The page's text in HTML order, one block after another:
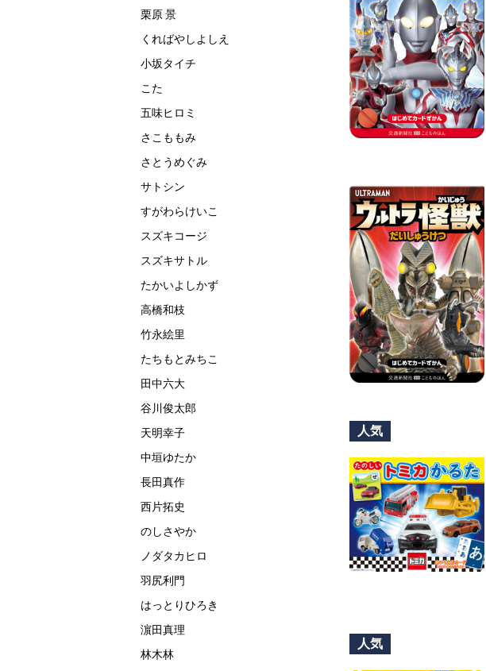
栗原 景
くればやしよしえ
小坂タイチ
こた
五味ヒロミ
さこももみ
さとうめぐみ
サトシン
すがわらけいこ
スズキコージ
スズキサトル
たかいよしかず
高橋和枝
竹永絵里
たちもとみちこ
田中六大
谷川俊太郎
天明幸子
中垣ゆたか
長田真作
西片拓史
のしさやか
ノダタカヒロ
羽尻利門
はっとりひろき
濵田真理
林木林
人気
人気